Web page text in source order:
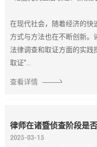
在现代社会，随着经济的快
方式与方法也在不断创新。
法律调查和取证方面的实践
取证”...
查看详情
律师在诸暨侦查阶段是
2025-03-15